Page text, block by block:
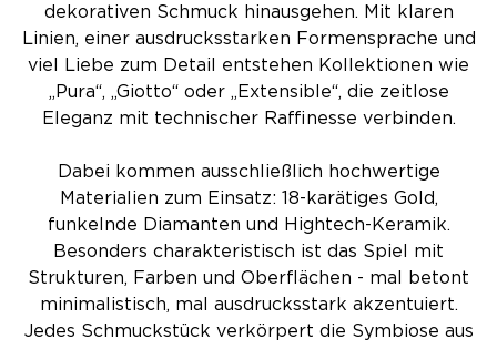
dekorativen Schmuck hinausgehen. Mit klaren
Linien, einer ausdrucksstarken Formensprache und
viel Liebe zum Detail entstehen Kollektionen wie
„Pura“, „Giotto“ oder „Extensible“, die zeitlose
Eleganz mit technischer Raffinesse verbinden.
Dabei kommen ausschließlich hochwertige
Materialien zum Einsatz: 18-karätiges Gold,
funkelnde Diamanten und Hightech-Keramik.
Besonders charakteristisch ist das Spiel mit
Strukturen, Farben und Oberflächen - mal betont
minimalistisch, mal ausdrucksstark akzentuiert.
Jedes Schmuckstück verkörpert die Symbiose aus